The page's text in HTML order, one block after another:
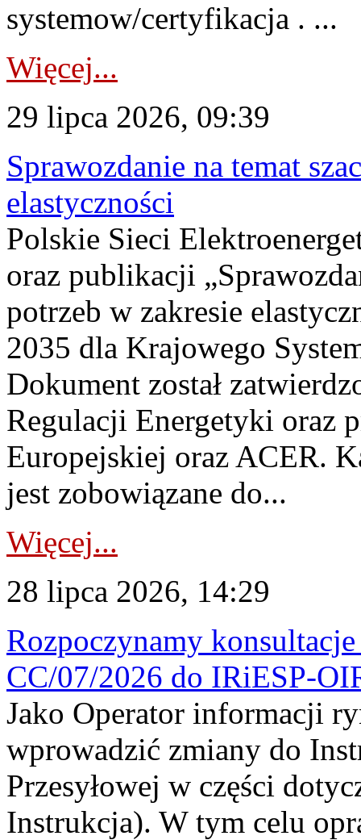
systemow/certyfikacja . ...
Więcej...
29 lipca 2026, 09:39
Sprawozdanie na temat
elastyczności
Polskie Sieci
oraz publikacji
potrzeb w zakresie
2035 dla Krajowego
Dokument został
Regulacji Energetyki oraz
Europejskiej oraz ACER.
jest zobowiązane do...
Więcej...
28 lipca 2026, 14:29
Rozpoczynamy
CC/07/2026 do IRiESP-
Jako Operator informacji
wprowadzić zmiany do
Przesyłowej w części
Instrukcja). W tym celu